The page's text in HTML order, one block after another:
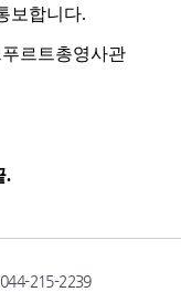
044-215-2239